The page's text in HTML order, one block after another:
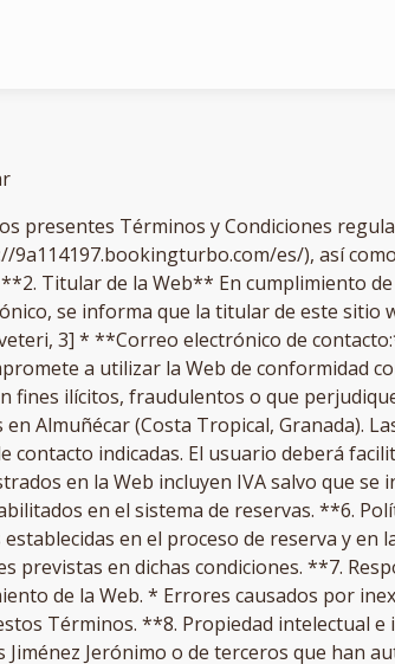
presentes Términos y Condiciones
es/), así
Titular de la Web** En cumplimiento de
se informa que la titular de este
3] * **Correo electrónico de
a utilizar la Web de conformidad
fines ilícitos, fraudulentos o que
Almuñécar (Costa Tropical, Granada).
contacto indicadas. El usuario deberá
en la Web incluyen IVA salvo que
en el sistema de reservas. **6.
en el proceso de reserva y en
previstas en dichas condiciones. **7.
de la Web. * Errores causados por
Términos. **8. Propiedad intelectual
Jerónimo o de terceros que han